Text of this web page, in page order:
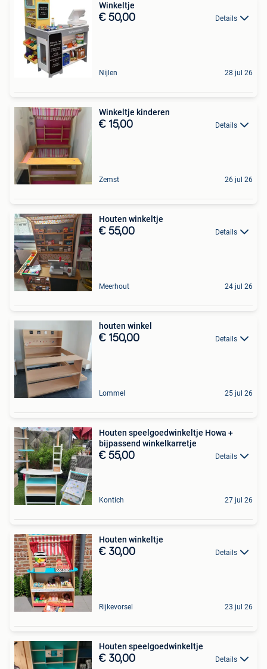
Winkeltje
€ 50,00 Details
Nijlen 28 jul 26
Winkeltje kinderen
€ 15,00 Details
Zemst 26 jul 26
Houten winkeltje
€ 55,00 Details
Meerhout 24 jul 26
houten winkel
€ 150,00 Details
Lommel 25 jul 26
Houten speelgoedwinkeltje Howa +
bijpassend winkelkarretje
€ 55,00 Details
Kontich 27 jul 26
Houten winkeltje
€ 30,00 Details
Rijkevorsel 23 jul 26
Houten speelgoedwinkeltje
€ 30,00 Details